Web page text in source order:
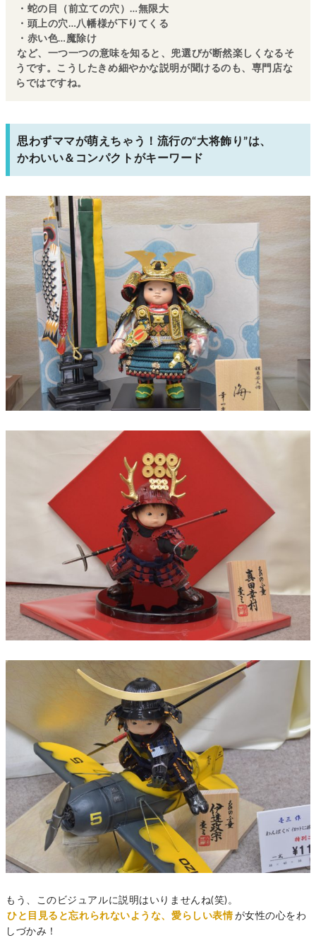
・蛇の目（前立ての穴）…無限大
・頭上の穴…八幡様が下りてくる
・赤い色…魔除け
など、一つ一つの意味を知ると、兜選びが断然楽しくなるそ
うです。こうしたきめ細やかな説明が聞けるのも、専門店な
らではですね。
思わずママが萌えちゃう！流行の“大将飾り”は、
かわいい＆コンパクトがキーワード
もう、このビジュアルに説明はいりませんね(笑)。
ひと目見ると忘れられないような、愛らしい表情が女性の心をわ
しづかみ！